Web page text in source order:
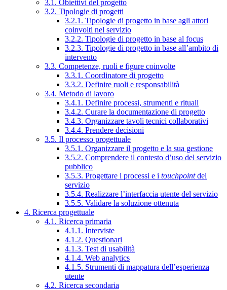
3.1. Obiettivi del progetto
3.2. Tipologie di progetti
3.2.1. Tipologie di progetto in base agli attori
coinvolti nel servizio
3.2.2. Tipologie di progetto in base al focus
3.2.3. Tipologie di progetto in base all’ambito di
intervento
3.3. Competenze, ruoli e figure coinvolte
3.3.1. Coordinatore di progetto
3.3.2. Definire ruoli e responsabilità
3.4. Metodo di lavoro
3.4.1. Definire processi, strumenti e rituali
3.4.2. Curare la documentazione di progetto
3.4.3. Organizzare tavoli tecnici collaborativi
3.4.4. Prendere decisioni
3.5. Il processo progettuale
3.5.1. Organizzare il progetto e la sua gestione
3.5.2. Comprendere il contesto d’uso del servizio
pubblico
3.5.3. Progettare i processi e i touchpointdel
servizio
3.5.4. Realizzare l’interfaccia utente del servizio
3.5.5. Validare la soluzione ottenuta
4. Ricerca progettuale
4.1. Ricerca primaria
4.1.1. Interviste
4.1.2. Questionari
4.1.3. Test di usabilità
4.1.4. Web analytics
4.1.5. Strumenti di mappatura dell’esperienza
utente
4.2. Ricerca secondaria